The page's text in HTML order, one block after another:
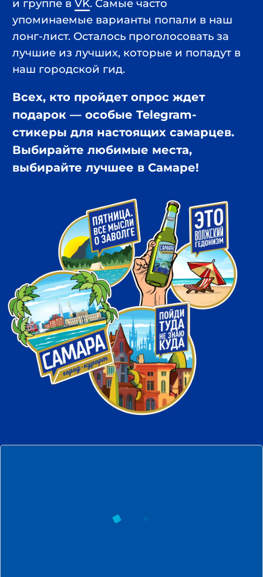
Топ-10 локаций, которые наберут
больше всего голосов, попадут в
путеводитель «Лучшее в городе». Он
представит свежий взгляд на Самару
вместе с блогерами, урбанистами,
краеведами и другими публичными
персонами. Мультимедийный гид
появится в Сети и будет доступен для
загрузки по QR-коду на продукции
бренда «Самара безалкогольное».